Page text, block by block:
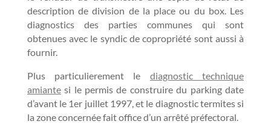
description de division de la place ou du box. Les
diagnostics des parties communes qui sont
obtenues avec le syndic de copropriété sont aussi à
fournir.
Plus particulierement le diagnostic technique
amiantesi le permis de construire du parking date
d’avant le 1er juillet 1997, et le diagnostic termites si
la zone concernée fait office d’un arrêté préfectoral.